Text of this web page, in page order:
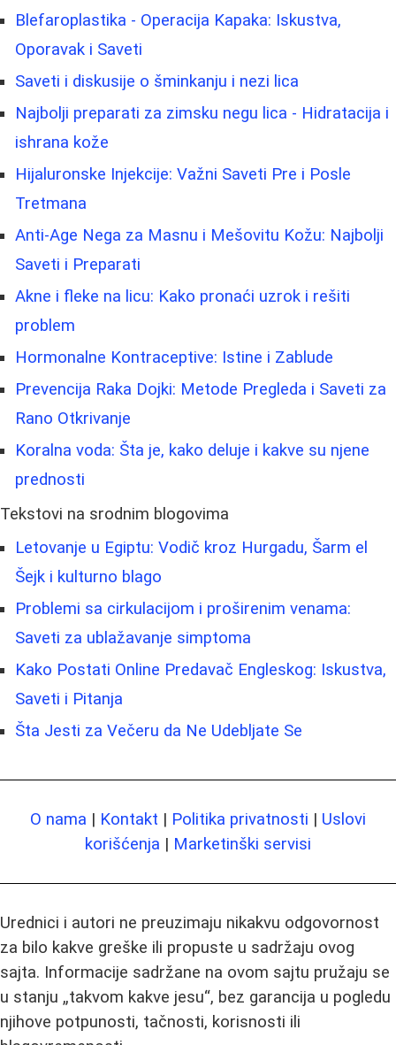
Blefaroplastika - Operacija Kapaka: Iskustva,
Oporavak i Saveti
Saveti i diskusije o šminkanju i nezi lica
Najbolji preparati za zimsku negu lica - Hidratacija i
ishrana kože
Hijaluronske Injekcije: Važni Saveti Pre i Posle
Tretmana
Anti-Age Nega za Masnu i Mešovitu Kožu: Najbolji
Saveti i Preparati
Akne i fleke na licu: Kako pronaći uzrok i rešiti
problem
Hormonalne Kontraceptive: Istine i Zablude
Prevencija Raka Dojki: Metode Pregleda i Saveti za
Rano Otkrivanje
Koralna voda: Šta je, kako deluje i kakve su njene
prednosti
Tekstovi na srodnim blogovima
Letovanje u Egiptu: Vodič kroz Hurgadu, Šarm el
Šejk i kulturno blago
Problemi sa cirkulacijom i proširenim venama:
Saveti za ublažavanje simptoma
Kako Postati Online Predavač Engleskog: Iskustva,
Saveti i Pitanja
Šta Jesti za Večeru da Ne Udebljate Se
O nama | Kontakt | Politika privatnosti | Uslovi
korišćenja | Marketinški servisi
Urednici i autori ne preuzimaju nikakvu odgovornost
za bilo kakve greške ili propuste u sadržaju ovog
sajta. Informacije sadržane na ovom sajtu pružaju se
u stanju „takvom kakve jesu“, bez garancija u pogledu
njihove potpunosti, tačnosti, korisnosti ili